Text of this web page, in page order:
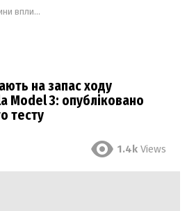
3: опубліковано результати великого тесту
на запас ходу
Model 3: опубліковано
тесту
1.4k Views